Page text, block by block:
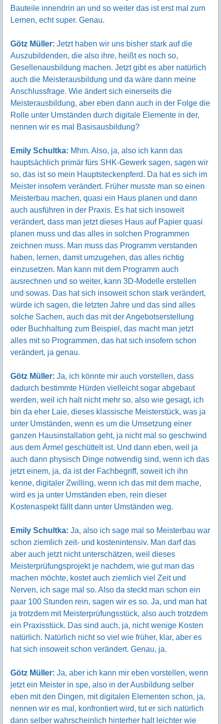
Bauteile innendrin an und so weiter das ist erst mal zum
Lernen, echt super. Genau.
Götz Müller: Jetzt haben wir uns bisher stark auf die
Auszubildenden, die also ihre, heißt es noch so,
Gesellenausbildung machen. Jetzt gibt es aber natürlich
auch die Meisterausbildung und da wäre dann meine
Anschlussfrage. Wie ändert sich einerseits die
Meisterausbildung, aber eben dann auch in der Folge die
Rolle unter Umständen durch digitale Elemente in der,
nennen wir es mal Basisausbildung?
Emily Schultka: Mhm. Also, ja, also ich kann das
hauptsächlich primär fürs SHK-Gewerk sagen, sagen wir
so, das ist so mein Hauptsteckenpferd. Da hat es sich im
Meister insofern verändert. Früher musste man so einen
Meisterbau machen, quasi ein Haus planen und dann
auch ausführen in der Praxis. Es hat sich insoweit
verändert, dass man jetzt dieses Haus auf Papier quasi
planen muss und das alles in solchen Programmen
zeichnen muss. Man muss das Programm verstanden
haben, lernen, damit umzugehen, das alles richtig
einzusetzen. Man kann mit dem Programm auch
ausrechnen und so weiter, kann 3D-Modelle erstellen
und sowas. Das hat sich insoweit schon stark verändert,
würde ich sagen, die letzten Jahre und das sind alles
solche Sachen, auch das mit der Angebotserstellung
oder Buchhaltung zum Beispiel, das macht man jetzt
alles mit so Programmen, das hat sich insofern schon
verändert, ja genau.
Götz Müller: Ja, ich könnte mir auch vorstellen, dass
dadurch bestimmte Hürden vielleicht sogar abgebaut
werden, weil ich halt nicht mehr so, also wie gesagt, ich
bin da eher Laie, dieses klassische Meisterstück, was ja
unter Umständen, wenn es um die Umsetzung einer
ganzen Hausinstallation geht, ja nicht mal so geschwind
aus dem Ärmel geschüttelt ist. Und dann eben, weil ja
auch dann physisch Dinge notwendig sind, wenn ich das
jetzt einem, ja, da ist der Fachbegriff, soweit ich ihn
kenne, digitaler Zwilling, wenn ich das mit dem mache,
wird es ja unter Umständen eben, rein dieser
Kostenaspekt fällt dann unter Umständen weg.
Emily Schultka: Ja, also ich sage mal so Meisterbau war
schon ziemlich zeit- und kostenintensiv. Man darf das
aber auch jetzt nicht unterschätzen, weil dieses
Meisterprüfungsprojekt je nachdem, wie gut man das
machen möchte, kostet auch ziemlich viel Zeit und
Nerven, ich sage mal so. Also da steckt man schon ein
paar 100 Stunden rein, sagen wir es so. Ja, und man hat
ja trotzdem mit Meisterprüfungsstück, also auch trotzdem
ein Praxisstück. Das sind auch, ja, nicht wenige Kosten
natürlich. Natürlich nicht so viel wie früher, klar, aber es
hat sich insoweit schon verändert. Genau, ja.
Götz Müller: Ja, aber ich kann mir eben vorstellen, wenn
jetzt ein Meister in spe, also in der Ausbildung selber
eben mit den Dingen, mit digitalen Elementen schon, ja,
nennen wir es mal, konfrontiert wird, tut er sich natürlich
dann selber wahrscheinlich hinterher halt leichter wie